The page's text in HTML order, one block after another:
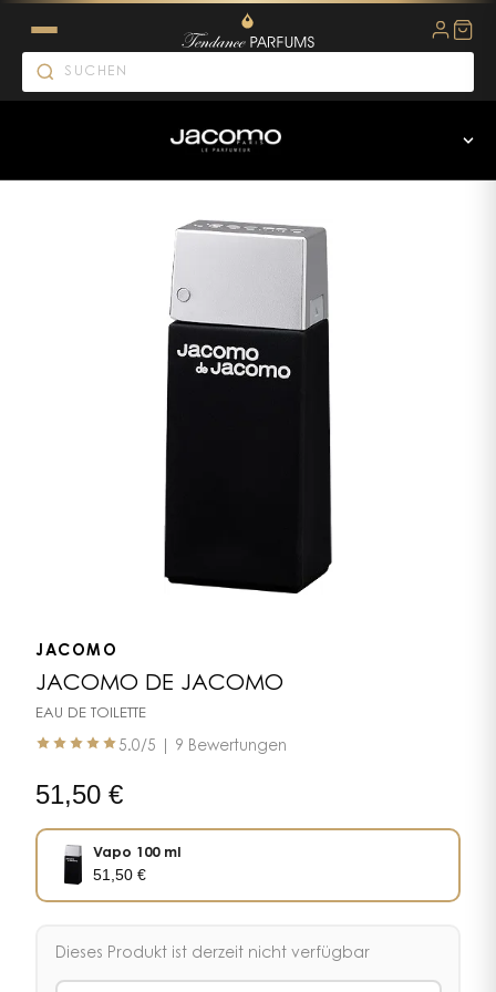
JACOMO
JACOMO DE JACOMO
EAU DE TOILETTE
5.0/5 | 9 Bewertungen
51,50 €
Vapo 100 ml
51,50€
Dieses Produkt ist derzeit nicht verfügbar